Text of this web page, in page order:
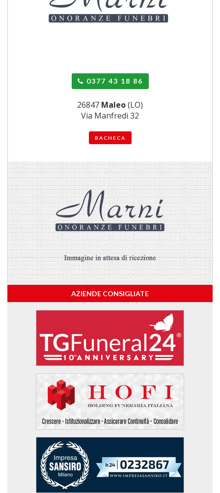
0377 43 18 86
26847 Maleo(LO)
Via Manfredi 32
BACHECA
AZIENDE CONSIGLIATE